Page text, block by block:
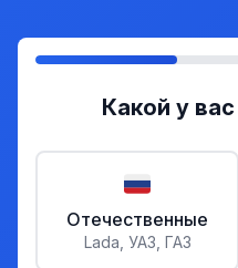
Какой у
Отечественные
Lada, УАЗ, ГАЗ